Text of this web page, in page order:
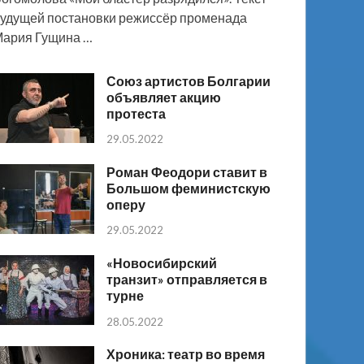
постановки режиссёр променада
Гущина …
Союз артистов Болгарии
объявляет акцию
протеста
29.05.2022
Роман Феодори ставит в
Большом феминистскую
оперу
29.05.2022
«Новосибирский
транзит» отправляется в
турне
28.05.2022
Хроника: театр во время